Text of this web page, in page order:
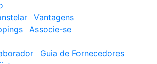
Vantagens
Associe-se
Guia de Fornecedores